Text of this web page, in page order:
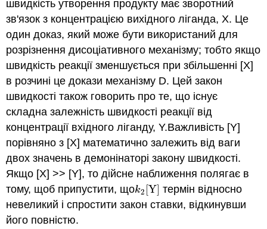
швидкість утворення продукту має зворотний
зв'язок з концентрацією вихідного ліганда, X. Це
один доказ, який може бути використаний для
розрізнення дисоціативного механізму; тобто якщо
швидкість реакції зменшується при збільшенні [X]
в розчині це докази механізму D. Цей закон
швидкості також говорить про те, що існує
складна залежність швидкості реакції від
концентрації вхідного ліганду, Y.Важливість [Y]
порівняно з [X] математично залежить від ваги
двох значень в демонінаторі закону швидкості.
Якщо [X] >> [Y], то дійсне наближення полягає в
тому, щоб припустити, щоk2 Y]
k2 Y термін відносно
невеликий і спростити закон ставки, відкинувши
його повністю.